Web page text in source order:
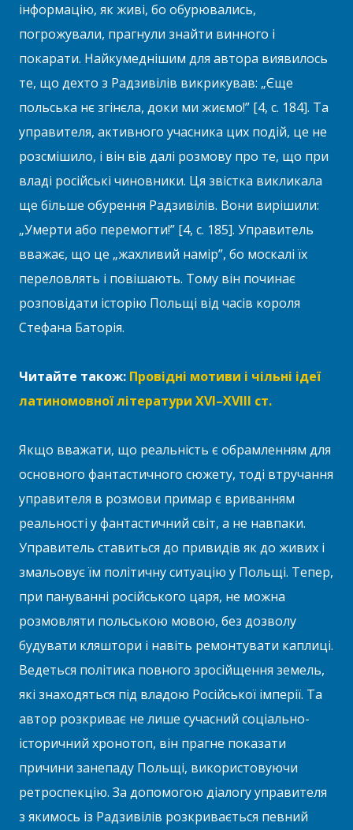
інформацію, як живі, бо обурювались,
погрожували, прагнули знайти винного і
покарати. Найкумеднішим для автора виявилось
те, що дехто з Радзивілів викрикував: „Єще
польська нє згінєла, доки ми жиємо!” [4, с. 184]. Та
управителя, активного учасника цих подій, це не
розсмішило, і він вів далі розмову про те, що при
владі російські чиновники. Ця звістка викликала
ще більше обурення Радзивілів. Вони вирішили:
„Умерти або перемогти!” [4, с. 185]. Управитель
вважає, що це „жахливий намір”, бо москалі їх
переловлять і повішають. Тому він починає
розповідати історію Польщі від часів короля
Стефана Баторія.
Читайте також: Провідні мотиви і чільні ідеї
латиномовної літератури XVI–XVIII ст.
Якщо вважати, що реальність є обрамленням для
основного фантастичного сюжету, тоді втручання
управителя в розмови примар є вриванням
реальності у фантастичний світ, а не навпаки.
Управитель ставиться до привидів як до живих і
змальовує їм політичну ситуацію у Польщі. Тепер,
при пануванні російського царя, не можна
розмовляти польською мовою, без дозволу
будувати кляштори і навіть ремонтувати каплиці.
Ведеться політика повного зросійщення земель,
які знаходяться під владою Російської імперії. Та
автор розкриває не лише сучасний соціально-
історичний хронотоп, він прагне показати
причини занепаду Польщі, використовуючи
ретроспекцію. За допомогою діалогу управителя
з якимось із Радзивілів розкривається певний